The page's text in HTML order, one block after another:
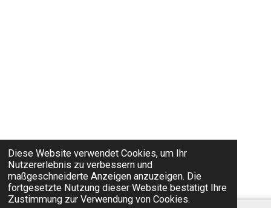
Diese Website verwendet Cookies, um Ihr
Nutzererlebnis zu verbessern und
maßgeschneiderte Anzeigen anzuzeigen. Die
fortgesetzte Nutzung dieser Website bestätigt Ihre
Zustimmung zur Verwendung von Cookies.